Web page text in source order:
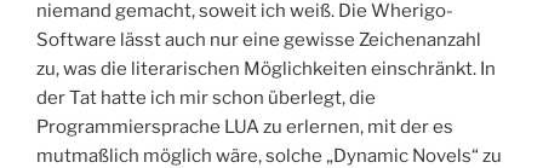
niemand gemacht, soweit ich weiß. Die Wherigo-
Software lässt auch nur eine gewisse Zeichenanzahl
zu, was die literarischen Möglichkeiten einschränkt. In
der Tat hatte ich mir schon überlegt, die
Programmiersprache LUA zu erlernen, mit der es
mutmaßlich möglich wäre, solche „Dynamic Novels“ zu